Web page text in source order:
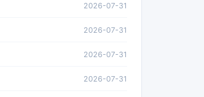
2026-07-31
2026-07-31
2026-07-31
2026-07-31